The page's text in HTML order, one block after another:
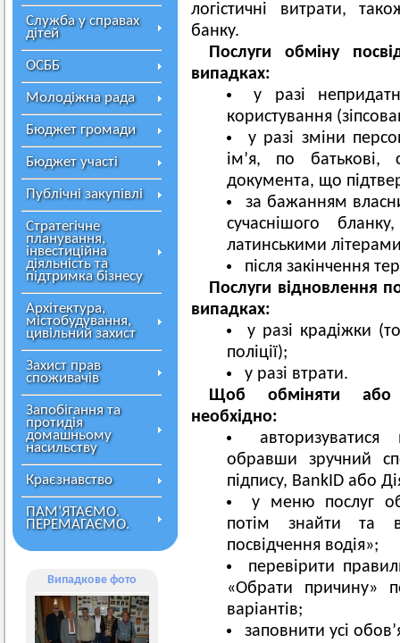
Служба у справах
дітей
ОСББ
Молодіжна рада
Бюджет громади
Бюджет участі
Публічні закупівлі
Стратегічне
планування,
інвестиційна
діяльність та
підтримка бізнесу
Архітектура,
містобудування,
цивільний захист
Захист прав
споживачів
Запобігання та
протидія
домашньому
насильству
Краєзнавство
ПАМ’ЯТАЄМО.
ПЕРЕМАГАЄМО.
Випадкове фото
логістичні витрати,
банку.
Послуги обміну
випадках:
у разі
користування
у разі зміни
ім’я, по батькові,
документа, що
за бажанням
сучаснішого
латинськими
після закінчення
Послуги відновлення
випадках:
у разі крадіжки
поліції);
у разі втрати.
Щоб обміняти або
необхідно:
обравши зручний
підпису, BankID або
у меню послуг
потім знайти та
посвідчення водія»;
перевірити
«Обрати причину»
варіантів;
заповнити усі